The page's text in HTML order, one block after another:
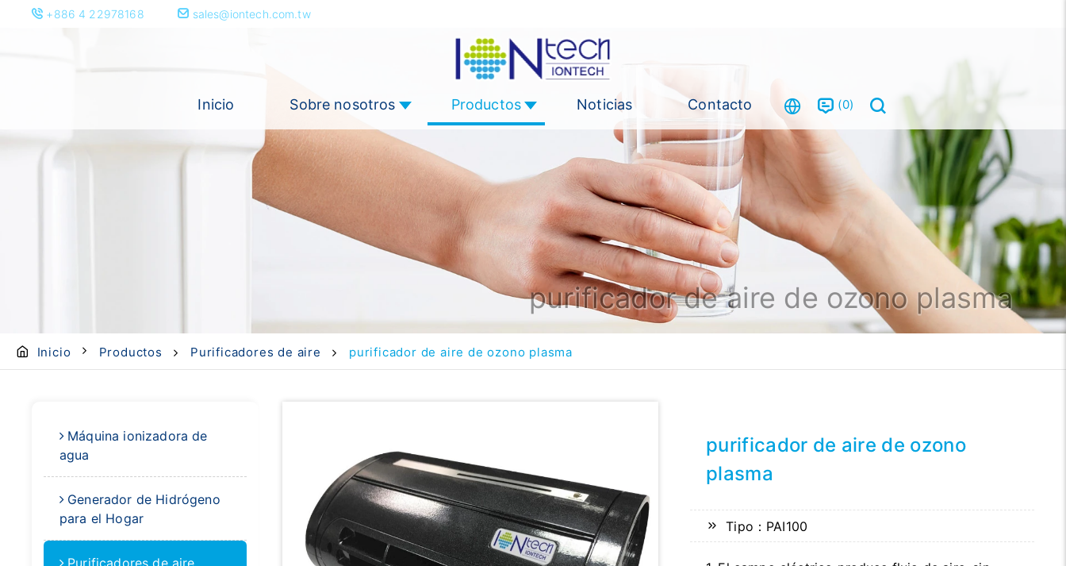
+886 4 22978168 sales@iontech.com.tw
Inicio Sobre nosotros Productos Noticias Contacto 0
purificador de aire de ozono plasma
Inicio Productos Purificadores de aire purificador de aire de ozono plasma
Máquina ionizadora de
agua
Generador de Hidrógeno
para el Hogar
Purificadores de aire
purificador de aire de ozono
plasma
Tipo：PAI100